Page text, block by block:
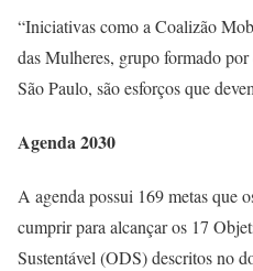
“Iniciativas como a Coalizão
das Mulheres, grupo formado
São Paulo, são esforços que
Agenda 2030
A agenda possui 169 metas que
cumprir para alcançar os 17
Sustentável (ODS) descritos no